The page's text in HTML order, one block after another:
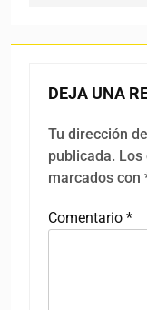
DEJA UNA
Tu dirección
publicada. Los
marcados con
Comentario *